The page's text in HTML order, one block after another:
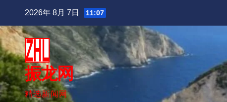
内
容
2026年 8月 7日 11:07
振龙网
精选新闻网